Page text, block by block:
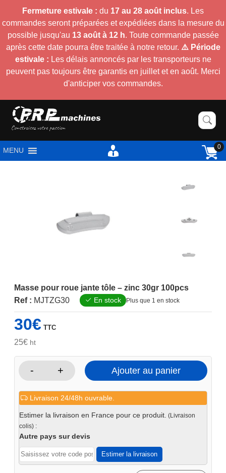
Fermeture estivale : du 17 au 28 août inclus. Les
commandes seront préparées et expédiées dans la mesure du
possible jusqu'au 13 août à 12 h. Toute commande passée
après cette date pourra être traitée à notre retour. ⚠️ Période
estivale : Les délais annoncés par les transporteurs ne
peuvent pas toujours être garantis en juillet et en août. Merci
d'anticiper vos commandes.
MENU 0
Masse pour roue jante tôle – zinc 30gr 100pcs
Ref : MJTZG30 En stock Plus que 1 en stock
30€ TTC
25€ht
-
quantité
Masse
pour
jante
tôle
-
+ Ajouter au panier
Livraison 24/48h ouvrable.
Estimer la livraison en France pour ce produit. (Livraison
colis) :
Autre pays sur devis
Estimer la livraison